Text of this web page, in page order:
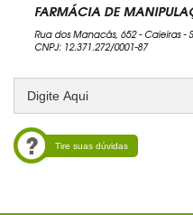
Tire suas dúvidas